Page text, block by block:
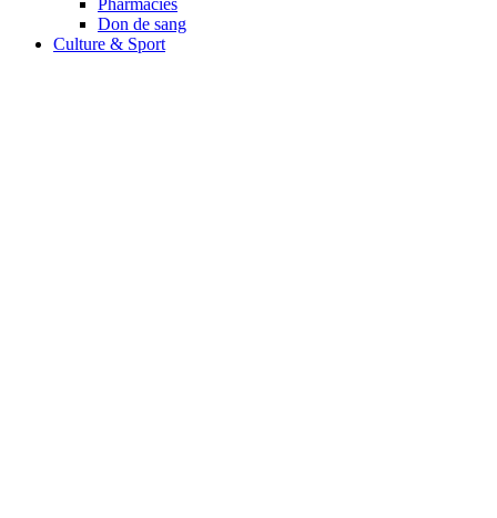
Don de sang
Culture & Sport